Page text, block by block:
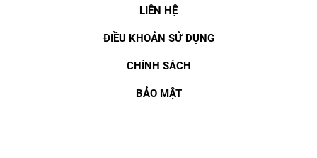
LIÊN HỆ
ĐIỀU KHOẢN SỬ DỤNG
CHÍNH SÁCH
BẢO MẬT